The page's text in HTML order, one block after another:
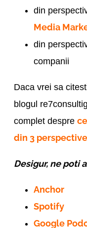
din
Media
din
companii
Daca vrei sa
blogul
complet despre
din 3 perspective
Desigur, ne poti
Anchor
Spotify
Google